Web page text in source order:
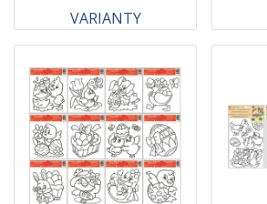
VARIANTY